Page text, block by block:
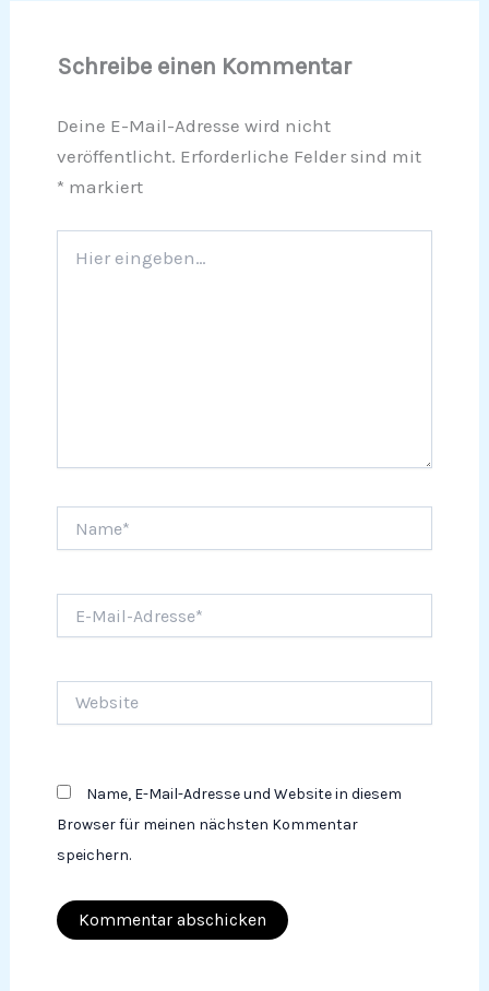
Schreibe einen Kommentar
Deine E-Mail-Adresse wird nicht
veröffentlicht. Erforderliche Felder sind mit
* markiert
eingeben…
Mail-
Name, E-Mail-Adresse und Website in diesem
Browser für meinen nächsten Kommentar
speichern.